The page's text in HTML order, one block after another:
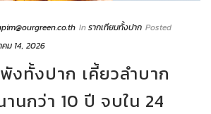
Inรากเทียมทั้งปาก Posted
ม 14, 2026
งทั้งปาก เคี้ยวลำบาก
านกว่า 10 ปี จบใน 24